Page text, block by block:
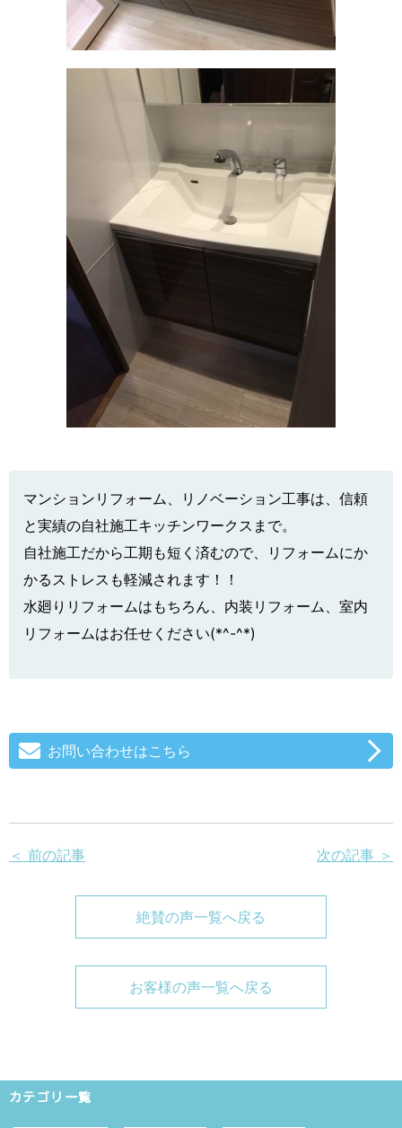
マンションリフォーム、リノベーション工事は、信頼
と実績の自社施工キッチンワークスまで。
自社施工だから工期も短く済むので、リフォームにか
かるストレスも軽減されます！！
水廻りリフォームはもちろん、内装リフォーム、室内
リフォームはお任せください(*^-^*)
お問い合わせはこちら
＜ 前の記事 次の記事 ＞
絶賛の声一覧へ戻る
お客様の声一覧へ戻る
カテゴリ一覧